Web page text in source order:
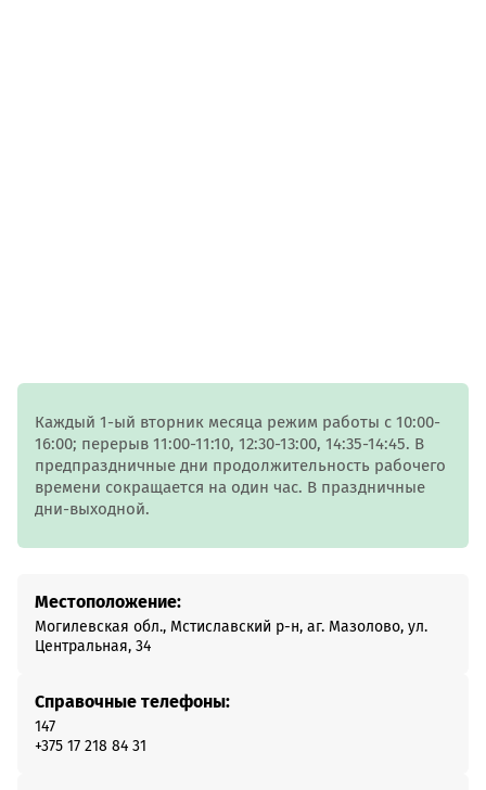
Каждый 1-ый вторник месяца режим работы с 10:00-
16:00; перерыв 11:00-11:10, 12:30-13:00, 14:35-14:45. В
предпраздничные дни продолжительность рабочего
времени сокращается на один час. В праздничные
дни-выходной.
Местоположение:
Могилевская обл., Мстиславский р-н, аг. Мазолово, ул.
Центральная, 34
Справочные телефоны:
147
+375 17 218 84 31